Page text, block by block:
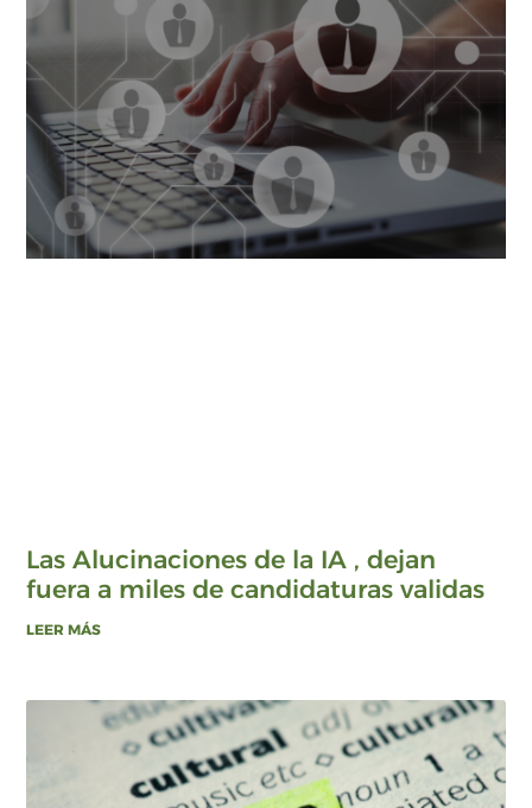
Las Alucinaciones de la IA , dejan
fuera a miles de candidaturas validas
LEER MÁS